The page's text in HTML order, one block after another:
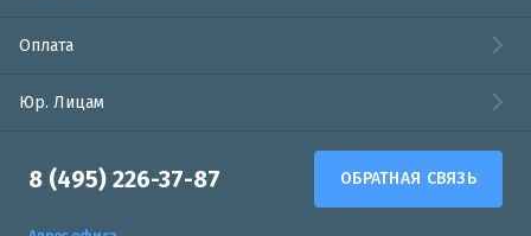
Оплата
Юр. Лицам
8 (495) 226-37-87 ОБРАТНАЯ СВЯЗЬ